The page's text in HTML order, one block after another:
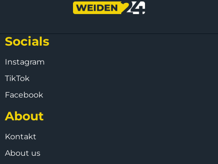
Socials
Instagram
TikTok
Facebook
About
Kontakt
About us